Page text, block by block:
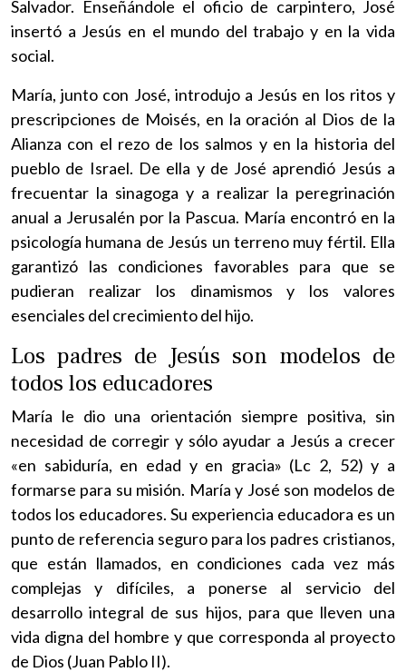
Salvador. Enseñándole el oficio de carpintero, José
insertó a Jesús en el mundo del trabajo y en la vida
social.
María, junto con José, introdujo a Jesús en los ritos y
prescripciones de Moisés, en la oración al Dios de la
Alianza con el rezo de los salmos y en la historia del
pueblo de Israel. De ella y de José aprendió Jesús a
frecuentar la sinagoga y a realizar la peregrinación
anual a Jerusalén por la Pascua. María encontró en la
psicología humana de Jesús un terreno muy fértil. Ella
garantizó las condiciones favorables para que se
pudieran realizar los dinamismos y los valores
esenciales del crecimiento del hijo.
Los padres de Jesús son modelos de
todos los educadores
María le dio una orientación siempre positiva, sin
necesidad de corregir y sólo ayudar a Jesús a crecer
«en sabiduría, en edad y en gracia» (Lc 2, 52) y a
formarse para su misión. María y José son modelos de
todos los educadores. Su experiencia educadora es un
punto de referencia seguro para los padres cristianos,
que están llamados, en condiciones cada vez más
complejas y difíciles, a ponerse al servicio del
desarrollo integral de sus hijos, para que lleven una
vida digna del hombre y que corresponda al proyecto
de Dios (Juan Pablo II).